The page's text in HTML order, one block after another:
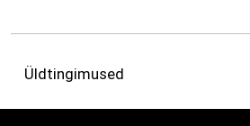
Üldtingimused